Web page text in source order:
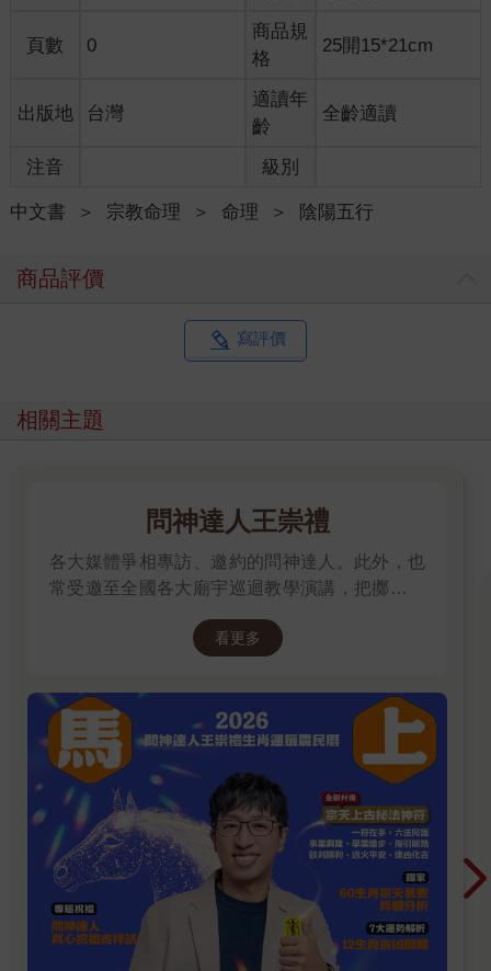
頁數 0
商品規
格
25開15*21cm
出版地 台灣
適讀年
齡
全齡適讀
注音 級別
中文書 ＞ 宗教命理 ＞ 命理 ＞ 陰陽五行
商品評價
寫評價
相關主題
問神達人王崇禮
各大媒體爭相專訪、邀約的問神達人。此外，也
常受邀至全國各大廟宇巡迴教學演講，把擲筊、
看更多